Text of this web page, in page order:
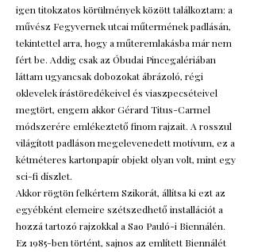
igen titokzatos körülmények között találkoztam: a
művész Fegyvernek utcai műtermének padlásán,
tekintettel arra, hogy a műteremlakásba már nem
fért be. Addig csak az Óbudai Pincegalériában
láttam ugyancsak dobozokat ábrázoló, régi
oklevelek írástöredékeivel és viaszpecséteivel
megtört, engem akkor Gérard Titus-Carmel
módszerére emlékeztető finom rajzait. A rosszul
világított padláson megelevenedett motívum, ez a
kétméteres kartonpapír objekt olyan volt, mint egy
sci-fi díszlet.
Akkor rögtön felkértem Szikorát, állítsa ki ezt az
egyébként elemeire szétszedhető installációt a
hozzá tartozó rajzokkal a Sao Pauló-i Biennálén.
Ez 1985-ben történt, sajnos az említett Biennálét